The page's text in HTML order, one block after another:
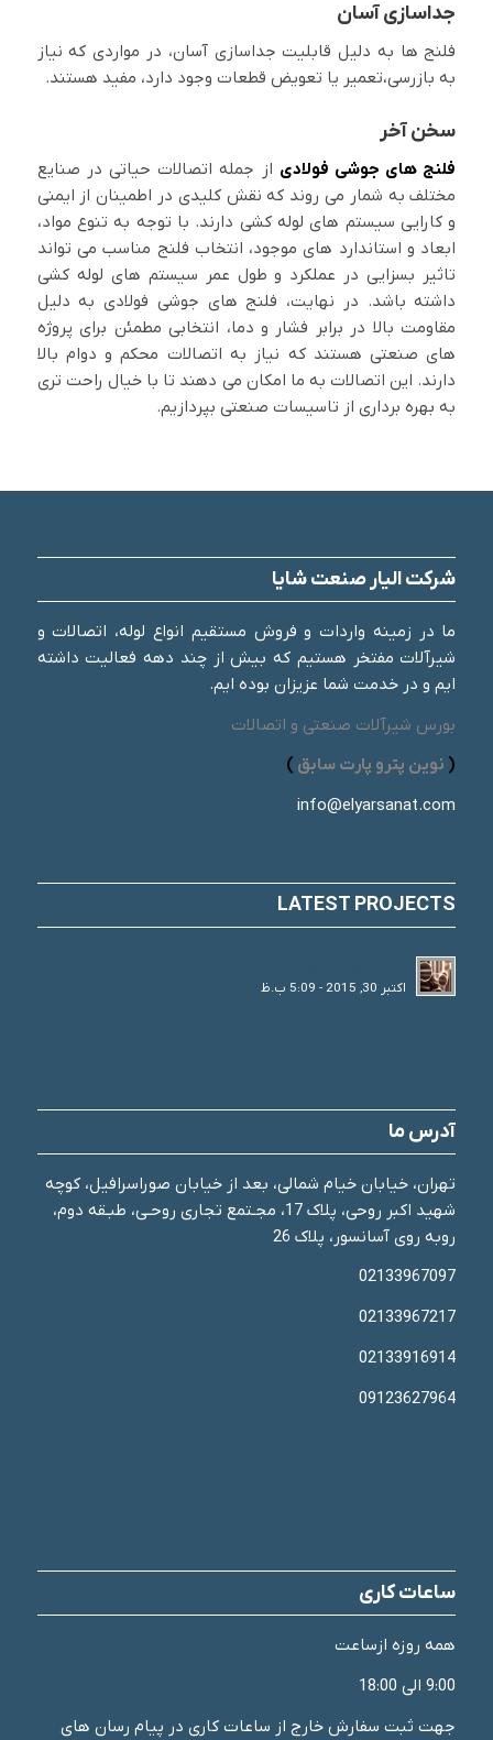
جداسازی آسان
فلنج ها به دلیل قابلیت جداسازی آسان، در مواردی که نیاز
به بازرسی،تعمیر یا تعویض قطعات وجود دارد، مفید هستند.
سخن آخر
فلنج های جوشی فولادی از جمله اتصالات حیاتی در صنایع
مختلف به شمار می روند که نقش کلیدی در اطمینان از ایمنی
و کارایی سیستم های لوله کشی دارند. با توجه به تنوع مواد،
ابعاد و استاندارد های موجود، انتخاب فلنج مناسب می تواند
تاثیر بسزایی در عملکرد و طول عمر سیستم های لوله کشی
داشته باشد. در نهایت، فلنج های جوشی فولادی به دلیل
مقاومت بالا در برابر فشار و دما، انتخابی مطمئن برای پروژه
های صنعتی هستند که نیاز به اتصالات محکم و دوام بالا
دارند. این اتصالات به ما امکان می دهند تا با خیال راحت تری
به بهره برداری از تاسیسات صنعتی بپردازیم.
شرکت الیار صنعت شایا
ما در زمینه واردات و فروش مستقیم انواع لوله، اتصالات و
شیرآلات مفتخر هستیم که بیش از چند دهه فعالیت داشته
ایم و در خدمت شما عزیزان بوده ایم.
بورس شیرآلات صنعتی و اتصالات
( نوین پترو پارت سابق )
info@elyarsanat.com
LATEST PROJECTS
اکتبر 30, 2015 - 5:09 ب.ظ
آدرس ما
تهران، خیابان خیام شمالی، بعد از خیابان صوراسرافیل، کوچه
شهید اکبر روحی، پلاک 17، مجـتمع تجاری روحـی، طبـقه دوم،
روبه روی آسانسور، پلاک 26
02133967097
02133967217
02133916914
09123627964
ساعات کاری
همه روزه ازساعت
9:00 الی 18:00
جهت ثبت سفارش خارج از ساعات کاری در پیام رسان های